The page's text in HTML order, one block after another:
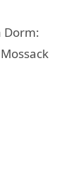
Dorm: